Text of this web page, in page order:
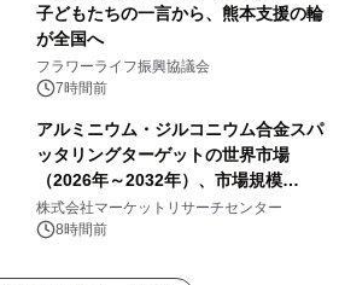
子どもたちの一言から、熊本支援の輪
が全国へ
フラワーライフ振興協議会
7時間前
アルミニウム・ジルコニウム合金スパ
ッタリングターゲットの世界市場
（2026年～2032年）、市場規模
（0.995、0.999、その他）・分析レポ
ートを発表
株式会社マーケットリサーチセンター
8時間前